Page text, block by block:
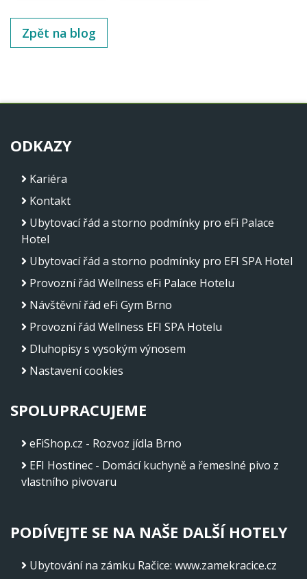
Zpět na blog
ODKAZY
Kariéra
Kontakt
Ubytovací řád a storno podmínky pro eFi Palace
Hotel
Ubytovací řád a storno podmínky pro EFI SPA Hotel
Provozní řád Wellness eFi Palace Hotelu
Návštěvní řád eFi Gym Brno
Provozní řád Wellness EFI SPA Hotelu
Dluhopisy s vysokým výnosem
Nastavení cookies
SPOLUPRACUJEME
eFiShop.cz - Rozvoz jídla Brno
EFI Hostinec - Domácí kuchyně a řemeslné pivo z
vlastního pivovaru
PODÍVEJTE SE NA NAŠE DALŠÍ HOTELY
Ubytování na zámku Račice: www.zamekracice.cz